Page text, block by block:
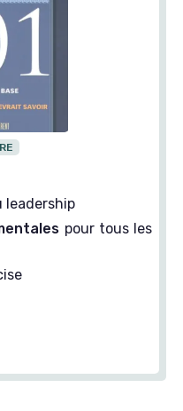
leadership
pour tous les